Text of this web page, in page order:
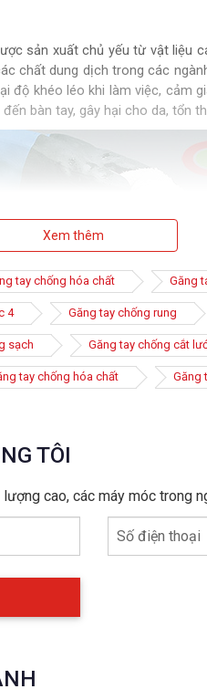
sản xuất chủ yếu từ vật liệu
chất dung dịch trong các
khéo léo khi làm việc, cảm
bàn tay, gây hại cho da, tổn
su chống hóa chất còn
chất phù hợp
quan trọng là họ phải được
Xem thêm
tay chống hóa chất Găng
4 Găng tay chống rung
sạch Găng tay chống cắt
tay chống hóa chất Găng
TÔI
cao, các máy móc trong
Số điện thoại